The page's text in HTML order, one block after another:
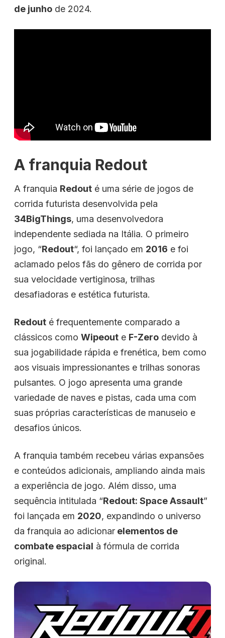
de junho de 2024.
A franquia Redout
A franquia Redout é uma série de jogos de
corrida futurista desenvolvida pela
34BigThings, uma desenvolvedora
independente sediada na Itália. O primeiro
jogo, “Redout“, foi lançado em 2016 e foi
aclamado pelos fãs do gênero de corrida por
sua velocidade vertiginosa, trilhas
desafiadoras e estética futurista.
Redout é frequentemente comparado a
clássicos como Wipeout e F-Zero devido à
sua jogabilidade rápida e frenética, bem como
aos visuais impressionantes e trilhas sonoras
pulsantes. O jogo apresenta uma grande
variedade de naves e pistas, cada uma com
suas próprias características de manuseio e
desafios únicos.
A franquia também recebeu várias expansões
e conteúdos adicionais, ampliando ainda mais
a experiência de jogo. Além disso, uma
sequência intitulada “Redout: Space Assault”
foi lançada em 2020, expandindo o universo
da franquia ao adicionar elementos de
combate espacial à fórmula de corrida
original.